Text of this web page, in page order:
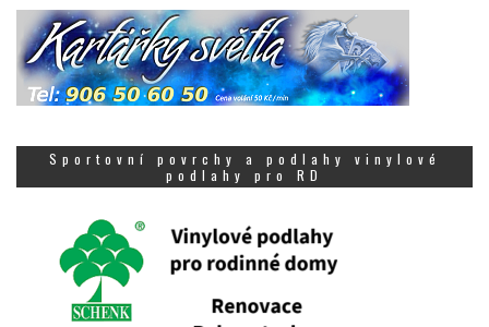
Sportovní povrchy a podlahy vinylové
podlahy pro RD